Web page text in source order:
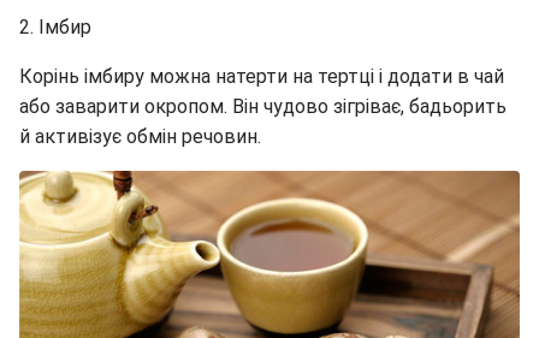
2. Імбир
Корінь імбиру можна натерти на тертці і додати в чай
або заварити окропом. Він чудово зігріває, бадьорить
й активізує обмін речовин.